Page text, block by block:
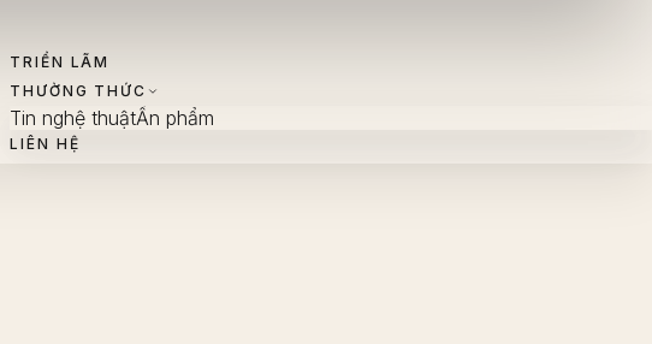
TRIỂN LÃM
THƯỜNG THỨC
Tin nghệ thuậtẤn phẩm
LIÊN HỆ